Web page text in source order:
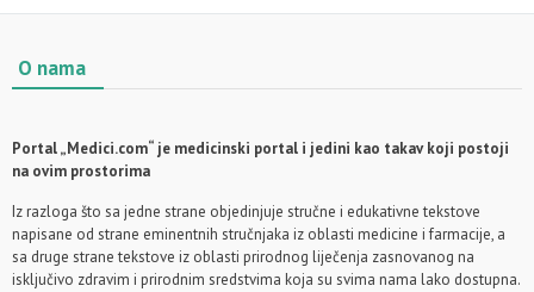
O nama
Portal „Medici.com“ je medicinski portal i jedini kao takav koji postoji
na ovim prostorima
Iz razloga što sa jedne strane objedinjuje stručne i edukativne tekstove
napisane od strane eminentnih stručnjaka iz oblasti medicine i farmacije, a
sa druge strane tekstove iz oblasti prirodnog liječenja zasnovanog na
isključivo zdravim i prirodnim sredstvima koja su svima nama lako dostupna.